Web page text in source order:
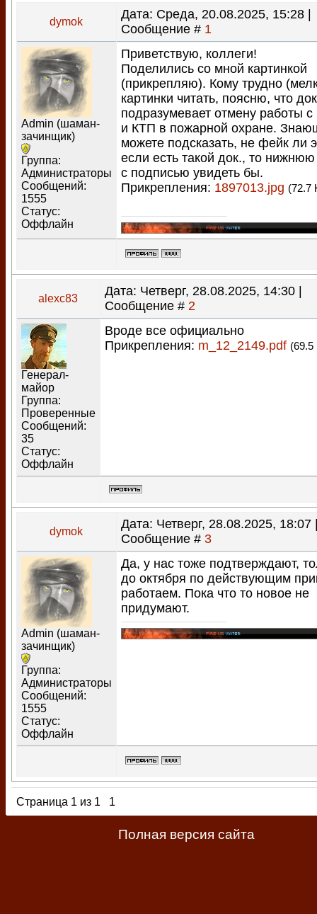
dymok
Дата: Среда, 20.08.2025, 15:28 |
Сообщение # 1
Admin (шаман-
зачинщик)
Группа:
Администраторы
Сообщений:
1555
Статус:
Оффлайн
Приветствую, коллеги!
Поделились со мной картинкой
(прикрепляю). Кому трудно
картинки читать, поясню, что
подразумевает отмену работы
и КТП в пожарной охране.
можете подсказать, не фейк ли
если есть такой док., то нижнюю
с подписью увидеть бы.
Прикрепления: 1897013.jpg (72.7
alexc83
Дата: Четверг, 28.08.2025, 14:30 |
Сообщение # 2
Генерал-
майор
Группа:
Проверенные
Сообщений:
35
Статус:
Оффлайн
Вроде все официально
Прикрепления: m_12_2149.pdf (69.5
dymok
Дата: Четверг, 28.08.2025, 18:07
Сообщение # 3
Admin (шаман-
зачинщик)
Группа:
Администраторы
Сообщений:
1555
Статус:
Оффлайн
Да, у нас тоже подтверждают,
до октября по действующим
работаем. Пока что то новое не
придумают.
Страница 1 из 1 1
Полная версия сайта